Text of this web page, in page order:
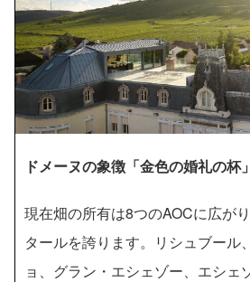
ドメーヌの象徴「金色の婚礼の杯」
現在畑の所有は8つのAOCに広が
タールを誇ります。リシュブール
ョ、グラン・エシェゾー、エシェ